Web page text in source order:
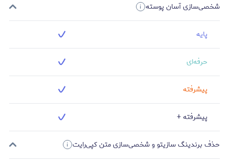
شخصی‌سازی آسان پوسته
پایه
حرفه‌ای
پیشرفته
پیشرفته +
حذف برندینگ سازیتو و شخصی‌سازی متن کپی‌رایت